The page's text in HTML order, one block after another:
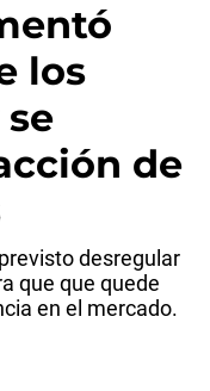
los
de
desregular
que que quede
en el mercado.